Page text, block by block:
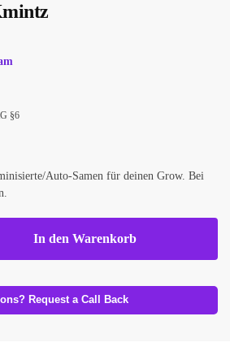
§6
Auto-Samen für deinen Grow. Bei
In den Warenkorb
Request a Call Back